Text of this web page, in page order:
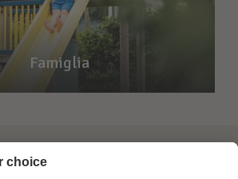
Famiglia
Footer Links